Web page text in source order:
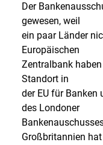
Der
gewesen, weil
ein paar Länder
Europäischen
Zentralbank
Standort in
der EU für Banken
des Londoner
Großbritannien hat